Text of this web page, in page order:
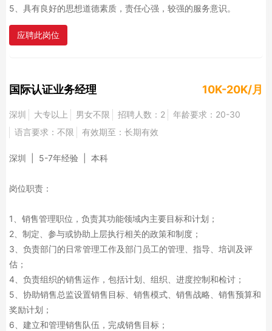
5、具有良好的思想道德素质，责任心强，较强的服务意识。
应聘此岗位
国际认证业务经理 10K-20K/月
深圳 大专以上 男女不限 招聘人数：2
年龄要求：20-30
语言要求：不限
有效期至：长期有效
深圳 | 5-7年经验 | 本科
岗位职责：
1、销售管理职位，负责其功能领域内主要目标和计划；
2、制定、参与或协助上层执行相关的政策和制度；
3、负责部门的日常管理工作及部门员工的管理、指导、培训及评
估；
4、负责组织的销售运作，包括计划、组织、进度控制和检讨；
5、协助销售总监设置销售目标、销售模式、销售战略、销售预算和
奖励计划；
6、建立和管理销售队伍，完成销售目标；